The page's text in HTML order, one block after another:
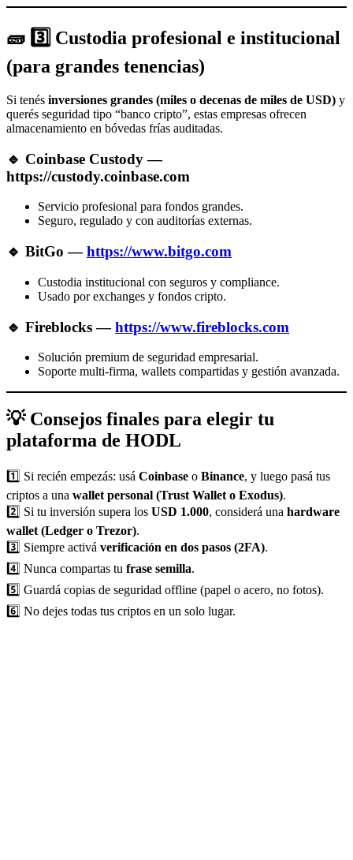
🧱 3️⃣ Custodia profesional e institucional
(para grandes tenencias)
Si tenés inversiones grandes (miles o decenas de miles de USD) y
querés seguridad tipo “banco cripto”, estas empresas ofrecen
almacenamiento en bóvedas frías auditadas.
🔹 Coinbase Custody—
https://custody.coinbase.com
Servicio profesional para fondos grandes.
Seguro, regulado y con auditorías externas.
🔹 BitGo —https://www.bitgo.com
Custodia institucional con seguros y compliance.
Usado por exchanges y fondos cripto.
🔹 Fireblocks—https://www.fireblocks.com
Solución premium de seguridad empresarial.
Soporte multi-firma, wallets compartidas y gestión avanzada.
💡 Consejos finales para elegir tu
plataforma de HODL
1️⃣ Si recién empezás: usá Coinbase o Binance, y luego pasá tus
criptos a una wallet personal (Trust Wallet o Exodus).
2️⃣ Si tu inversión supera los USD 1.000, considerá una hardware
wallet (Ledger o Trezor).
3️⃣ Siempre activá verificación en dos pasos (2FA).
4️⃣ Nunca compartas tu frase semilla.
5️⃣ Guardá copias de seguridad offline (papel o acero, no fotos).
6️⃣ No dejes todas tus criptos en un solo lugar.